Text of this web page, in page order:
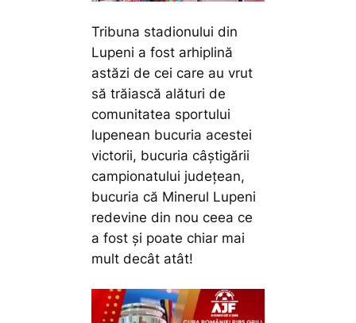
Tribuna stadionului din
Lupeni a fost arhiplină
astăzi de cei care au vrut
să trăiască alături de
comunitatea sportului
lupenean bucuria acestei
victorii, bucuria câștigării
campionatului județean,
bucuria că Minerul Lupeni
redevine din nou ceea ce
a fost și poate chiar mai
mult decât atât!